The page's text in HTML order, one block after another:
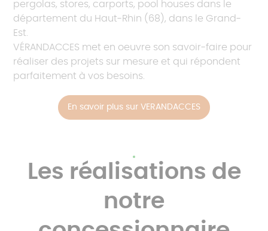
pergolas, stores, carports, pool houses dans le
département du Haut-Rhin (68), dans le Grand-
Est.
VÉRANDACCES met en oeuvre son savoir-faire pour
réaliser des projets sur mesure et qui répondent
parfaitement à vos besoins.
En savoir plus sur VERANDACCES
Les réalisations de
notre